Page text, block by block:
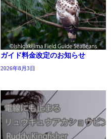
ガイド料金改定のお知らせ
2026年8月3日